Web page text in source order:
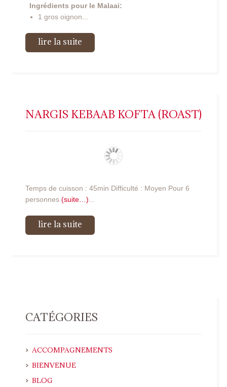
Ingrédients pour le Malaai:
1 gros oignon...
lire la suite
NARGIS KEBAAB KOFTA (ROAST)
Temps de cuisson : 45min Difficulté : Moyen Pour 6
personnes (suite…)
lire la suite
CATÉGORIES
ACCOMPAGNEMENTS
BIENVENUE
BLOG